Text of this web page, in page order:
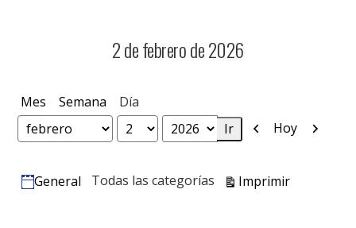
2 de febrero de 2026
Mes Semana Día
Mes
Día
Año
Anterior
Hoy
Categorías
General Todas las categorías ImprimirVistas